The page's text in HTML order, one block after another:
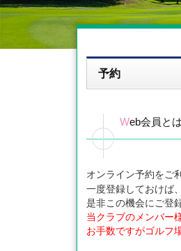
予約
Web会員とは
オンライン予約をご
一度登録しておけば
是非この機会にご登
当クラブのメンバー
お手数ですがゴルフ